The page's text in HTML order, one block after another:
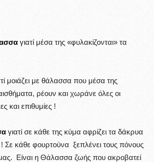
γιατί μέσα της «φυλακίζονται» τα
μοιάζει με θάλασσα που μέσα της
ρέουν και χωράνε όλες οι
και επιθυμίες !
γιατί σε κάθε της κύμα αφρίζει τα δάκρυα
! Σε κάθε φουρτούνα ξεπλένει τους πόνους
μας. Είναι η Θάλασσα ζωής που ακροβατεί